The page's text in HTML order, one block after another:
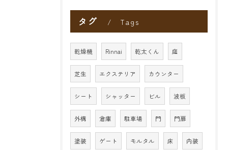
タグ Tags
乾燥機 Rinnai 乾太くん 庭
芝生 エクステリア カウンター
シート シャッター ビル 波板
外構 倉庫 駐車場 門 門扉
塗装 ゲート モルタル 床 内装